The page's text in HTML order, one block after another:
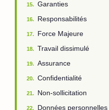
15. Garanties
16. Responsabilités
17. Force Majeure
18. Travail dissimulé
19. Assurance
20. Confidentialité
21. Non-sollicitation
22. Données personnelles